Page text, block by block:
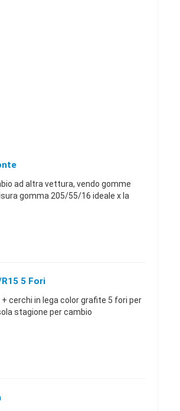
ad altra vettura, vendo gomme
gomma 205/55/16 ideale x la
r15 5 Fori
cerchi in lega color grafite 5 fori per
stagione per cambio